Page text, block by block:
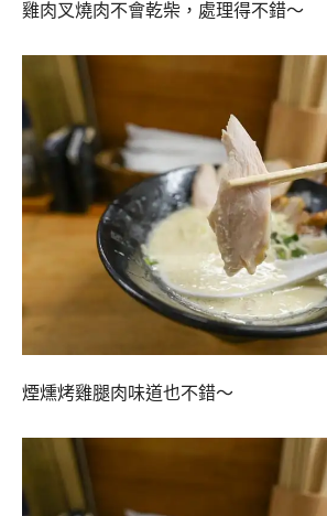
雞肉叉燒肉不會乾柴，處理得不錯～
煙燻烤雞腿肉味道也不錯～